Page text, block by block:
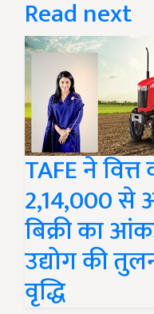
Read next
TAFE ने
2,14,000 से
बिक्री का
उद्योग की
वृद्धि